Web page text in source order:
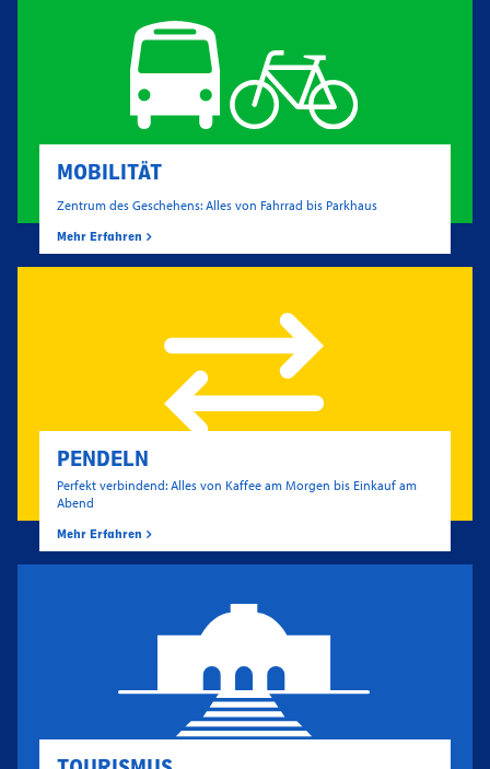
MOBILITÄT
Zentrum des Geschehens: Alles von Fahrrad bis Parkhaus
Mehr Erfahren
PENDELN
Perfekt verbindend: Alles von Kaffee am Morgen bis Einkauf am
Abend
Mehr Erfahren